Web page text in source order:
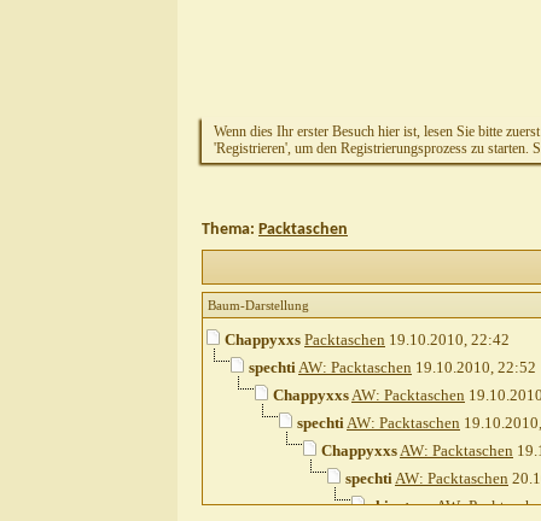
Wenn dies Ihr erster Besuch hier ist, lesen Sie bitte
'Registrieren', um den Registrierungsprozess zu starten.
Thema: Packtaschen
Baum-Darstellung
Chappyxxs Packtaschen 19.10.2010, 22:42
spechtiAW: Packtaschen 19.10.2010, 22:52
ChappyxxsAW: Packtaschen
spechtiAW: Packtaschen 19.10.2010,
ChappyxxsAW: Packtaschen
spechtiAW: Packtaschen
shirotoraAW: